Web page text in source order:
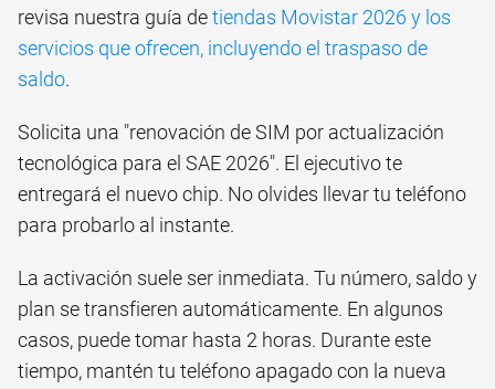
revisa nuestra guía detiendas Movistar 2026 y los
servicios que ofrecen, incluyendo el traspaso de
saldo.
Solicita una "renovación de SIM por actualización
tecnológica para el SAE 2026". El ejecutivo te
entregará el nuevo chip. No olvides llevar tu teléfono
para probarlo al instante.
La activación suele ser inmediata. Tu número, saldo y
plan se transfieren automáticamente. En algunos
casos, puede tomar hasta 2 horas. Durante este
tiempo, mantén tu teléfono apagado con la nueva